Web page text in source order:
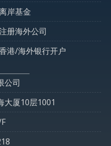
岸基金
册海外公司
港/海外银行开户
公司
大厦10层1001